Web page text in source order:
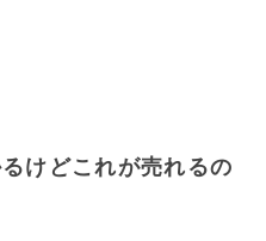
けどこれが売れるの